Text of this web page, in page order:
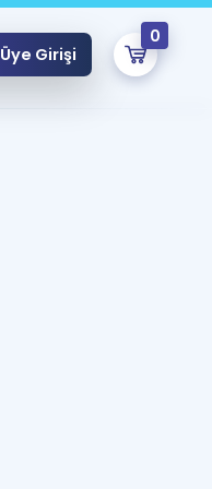
Üye Girişi
0